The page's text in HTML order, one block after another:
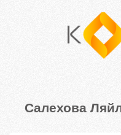
Салехова